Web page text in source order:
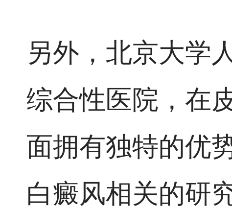
另外，北京大学
综合性医院，在
面拥有独特的优
白癜风相关的研